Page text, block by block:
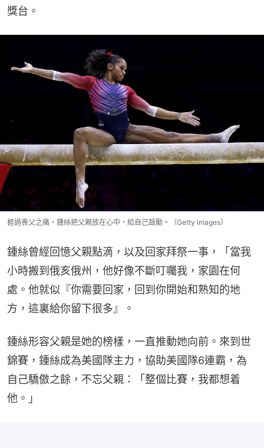
獎台。
捱過喪父之痛，鍾絲把父親放在心中，給自己鼓勵。（Getty Images）
鍾絲曾經回憶父親點滴，以及回家拜祭一事，「當我
小時搬到俄亥俄州，他好像不斷叮囑我，家園在何
處。他就似『你需要回家，回到你開始和熟知的地
方，這裏給你留下很多』。
鍾絲形容父親是她的榜樣，一直推動她向前。來到世
錦賽，鍾絲成為美國隊主力，協助美國隊6連霸，為
自己驕傲之餘，不忘父親：「整個比賽，我都想着
他。」